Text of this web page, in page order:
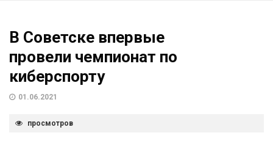
В Советске впервые
провели чемпионат по
киберспорту
01.06.2021
просмотров